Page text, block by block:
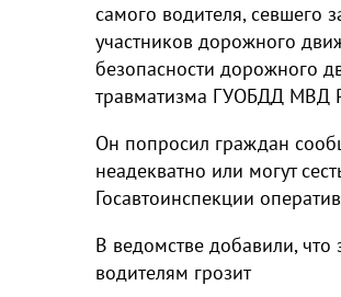
самого водителя, севшего
участников дорожного
безопасности дорожного
травматизма ГУОБДД МВД
Он попросил граждан
неадекватно или могут
Госавтоинспекции
В ведомстве добавили, что
водителям грозит